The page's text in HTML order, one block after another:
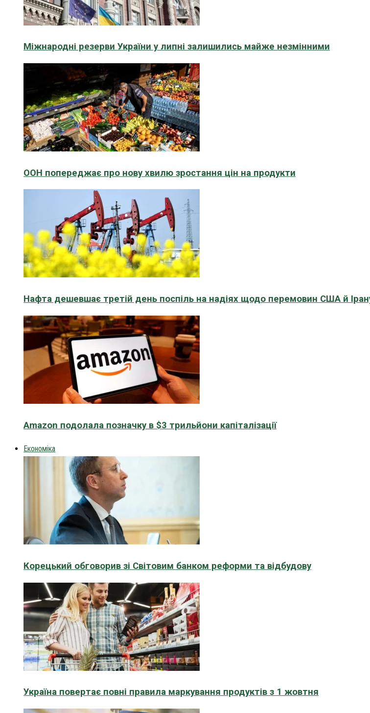
Міжнародні резерви України у липні залишились майже незмінними
ООН попереджає про нову хвилю зростання цін на продукти
Нафта дешевшає третій день поспіль на надіях щодо перемовин США й
Amazon подолала позначку в $3 трильйони капіталізації
Економіка
Корецький обговорив зі Світовим банком реформи та відбудову
Україна повертає повні правила маркування продуктів з 1 жовтня